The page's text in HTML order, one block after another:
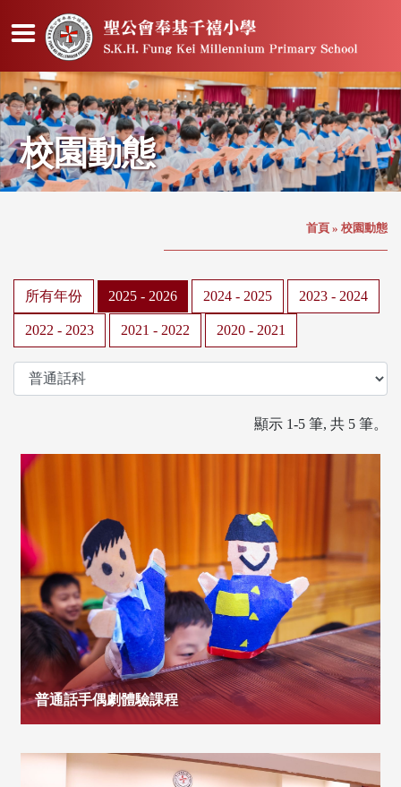
校園動態
首頁 » 校園動態
所有年份 2025 - 2026 2024 - 2025 2023 - 2024
2022 - 2023 2021 - 2022 2020 - 2021
顯示 1-5 筆, 共 5 筆。
普通話手偶劇體驗課程